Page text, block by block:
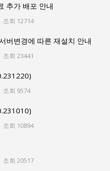
추가 배포 안내
조회 12714
버변경에 따른 재설치 안내
조회 23441
조회 9574
조회 10894
조회 20517